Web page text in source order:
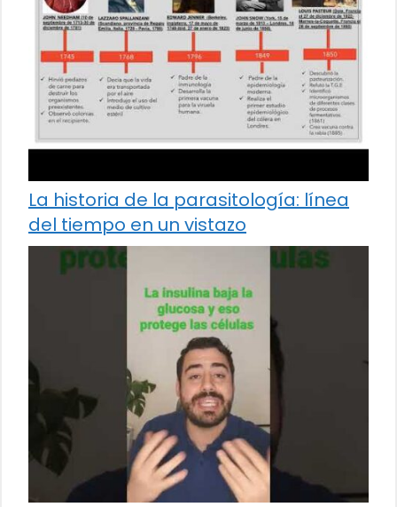
La historia de la parasitología: línea
del tiempo en un vistazo